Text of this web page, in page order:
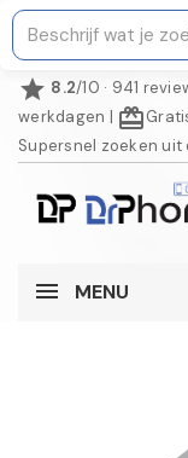
star 8.2/10 · 941
werkdagen | redeem
Supersnel zoeken
MENU